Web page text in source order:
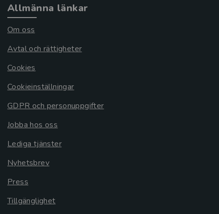
Allmänna länkar
Om oss
Avtal och rättigheter
Cookies
Cookieinställningar
GDPR och personuppgifter
Jobba hos oss
Lediga tjänster
Nyhetsbrev
Press
Tillgänglighet